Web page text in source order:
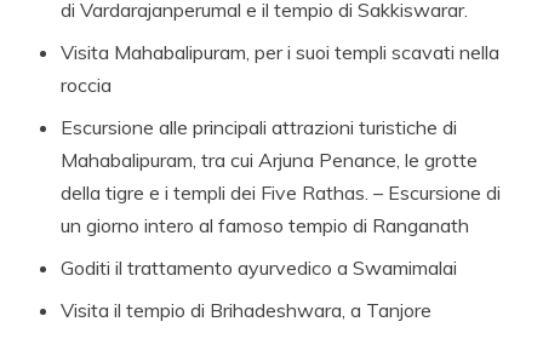
SPECIALISTA
VIAGGIO INDIA,
NOLEGGIO
MACCHINA
RAJASTHAN,
VIAGGIO ALLE INDE,
PALACE ON WHEELS,
di Vardarajanperumal e il tempio di Sakkiswarar.
Visita Mahabalipuram, per i suoi templi scavati nella
roccia
Escursione alle principali attrazioni turistiche di
Mahabalipuram, tra cui Arjuna Penance, le grotte
della tigre e i templi dei Five Rathas. – Escursione di
un giorno intero al famoso tempio di Ranganath
Goditi il ​​trattamento ayurvedico a Swamimalai
Visita il tempio di Brihadeshwara, a Tanjore